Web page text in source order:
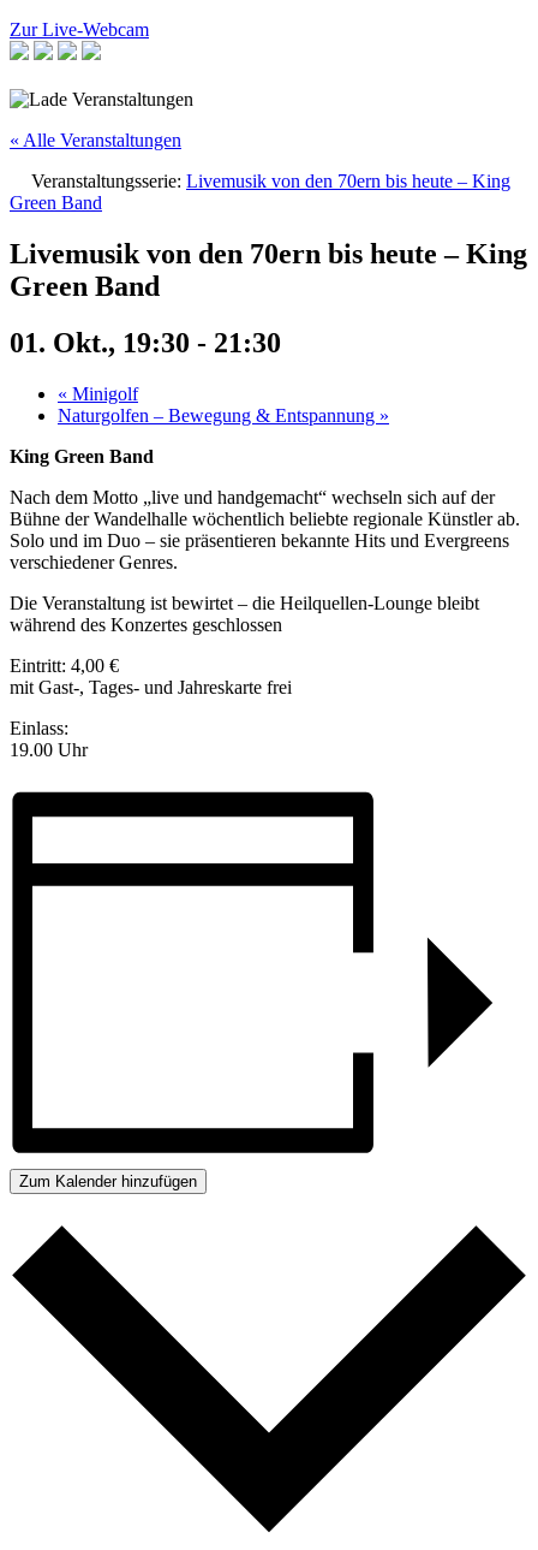
Zur Live-Webcam
« Alle Veranstaltungen
Veranstaltungsserie: Livemusik von den 70ern bis heute – King
Green Band
Livemusik von den 70ern bis heute – King
Green Band
01. Okt., 19:30 - 21:30
« Minigolf
Naturgolfen – Bewegung & Entspannung »
King Green Band
Nach dem Motto „live und handgemacht“ wechseln sich auf der
Bühne der Wandelhalle wöchentlich beliebte regionale Künstler ab.
Solo und im Duo – sie präsentieren bekannte Hits und Evergreens
verschiedener Genres.
Die Veranstaltung ist bewirtet – die Heilquellen-Lounge bleibt
während des Konzertes geschlossen
Eintritt: 4,00 €
mit Gast-, Tages- und Jahreskarte frei
Einlass:
19.00 Uhr
Zum Kalender hinzufügen